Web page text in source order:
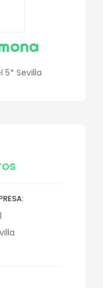
5* Sevilla